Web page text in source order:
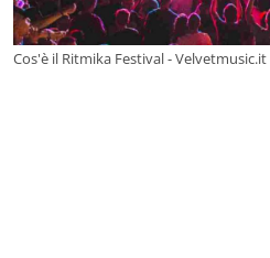
Cos'è il Ritmika Festival - Velvetmusic.it